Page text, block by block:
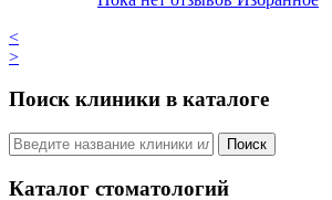
<
>
Поиск клиники в каталоге
Поиск
Каталог стоматологий